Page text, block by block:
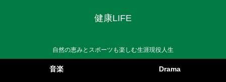
健康LIFE
自然の恵みとスポーツも楽しむ生涯現役人生
音楽 Drama